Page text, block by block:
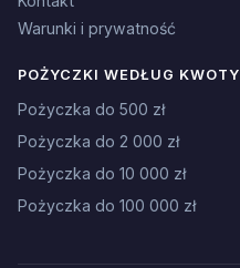
Warunki i prywatność
POŻYCZKI WEDŁUG KWOTY
Pożyczka do 500 zł
Pożyczka do 2 000 zł
Pożyczka do 10 000 zł
Pożyczka do 100 000 zł